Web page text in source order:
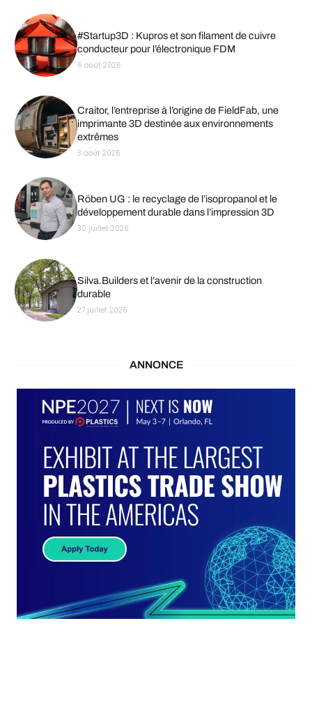
#Startup3D : Kupros et son filament de cuivre
conducteur pour l’électronique FDM
6 août 2026
Craitor, l’entreprise à l’origine de FieldFab, une
imprimante 3D destinée aux environnements
extrêmes
3 août 2026
Röben UG : le recyclage de l’isopropanol et le
développement durable dans l’impression 3D
30 juillet 2026
Silva.Builders et l’avenir de la construction
durable
27 juillet 2026
ANNONCE